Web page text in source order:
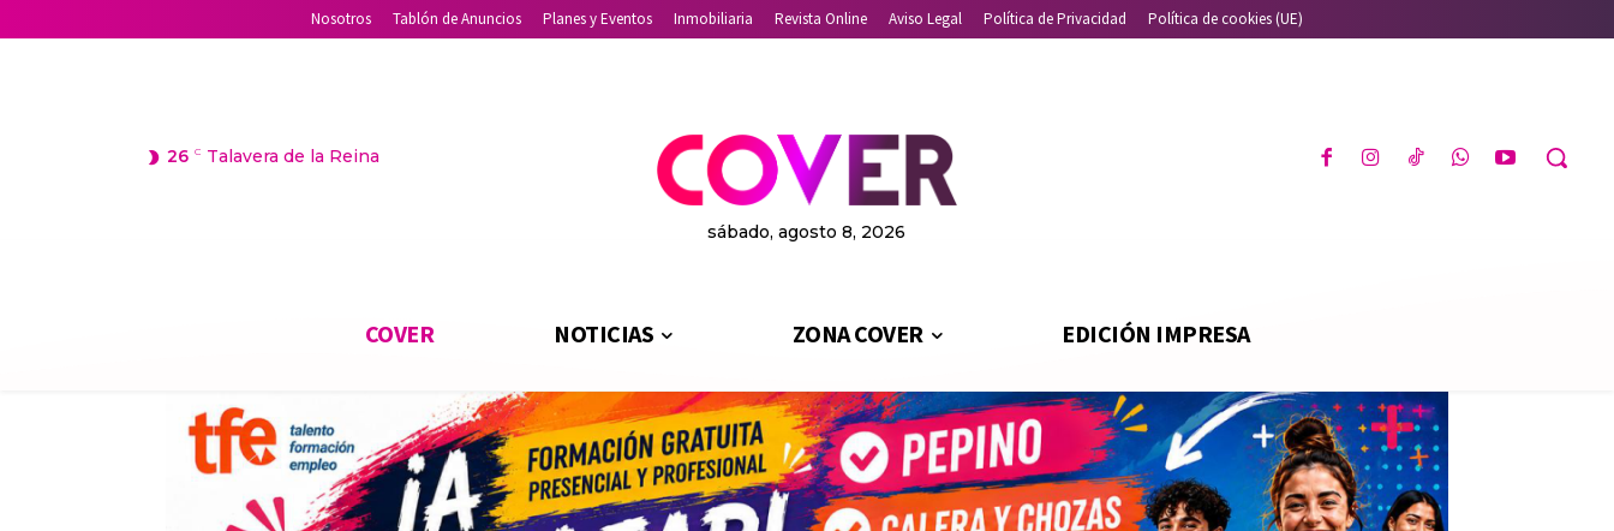
Nosotros Tablón de Anuncios Planes y Eventos Inmobiliaria Revista Online Aviso Legal Política de Privacidad Política de cookies (UE)
26 C Talavera de la Reina
sábado, agosto 8, 2026
COVER NOTICIAS ZONA COVER EDICIÓN IMPRESA